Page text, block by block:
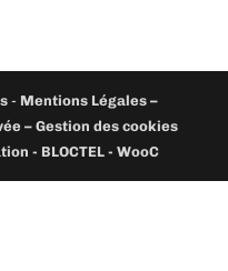
- Mentions Légales –
– Gestion des cookies
- BLOCTEL - WooC